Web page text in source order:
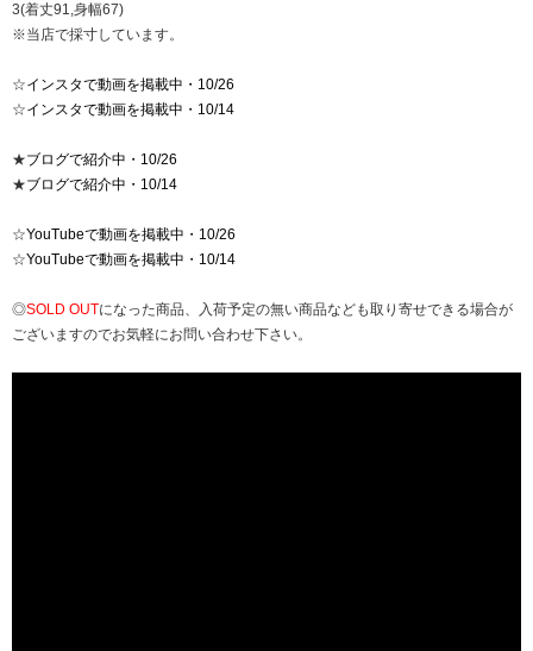
3(着丈91,身幅67)
※当店で採寸しています。
☆インスタで動画を掲載中・10/26
☆インスタで動画を掲載中・10/14
★ブログで紹介中・10/26
★ブログで紹介中・10/14
☆YouTubeで動画を掲載中・10/26
☆YouTubeで動画を掲載中・10/14
◎SOLD OUTになった商品、入荷予定の無い商品なども取り寄せできる場合が
ございますのでお気軽にお問い合わせ下さい。